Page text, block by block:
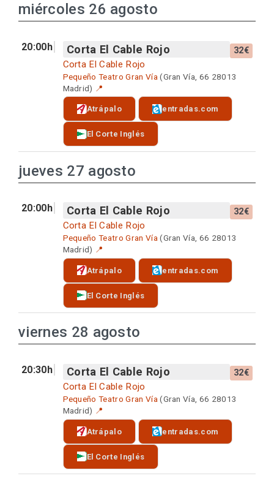
miércoles 26 agosto
20:00h Corta El Cable Rojo 32€
Corta El Cable Rojo
Pequeño Teatro Gran Vía (Gran Vía, 66 28013
Madrid) 📍
Atrápalo entradas.com
El Corte Inglés
jueves 27 agosto
20:00h Corta El Cable Rojo 32€
Corta El Cable Rojo
Pequeño Teatro Gran Vía (Gran Vía, 66 28013
Madrid) 📍
Atrápalo entradas.com
El Corte Inglés
viernes 28 agosto
20:30h Corta El Cable Rojo 32€
Corta El Cable Rojo
Pequeño Teatro Gran Vía(Gran Vía, 66 28013
Madrid) 📍
Atrápalo entradas.com
El Corte Inglés